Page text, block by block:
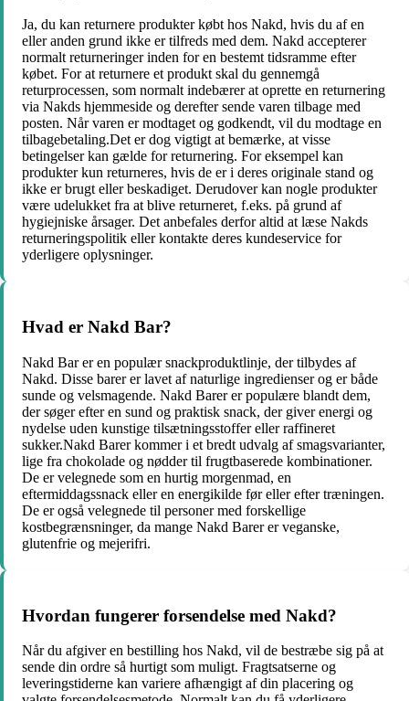
Ja, du kan returnere produkter købt hos Nakd, hvis du af en
eller anden grund ikke er tilfreds med dem. Nakd accepterer
normalt returneringer inden for en bestemt tidsramme efter
købet. For at returnere et produkt skal du gennemgå
returprocessen, som normalt indebærer at oprette en returnering
via Nakds hjemmeside og derefter sende varen tilbage med
posten. Når varen er modtaget og godkendt, vil du modtage en
tilbagebetaling.Det er dog vigtigt at bemærke, at visse
betingelser kan gælde for returnering. For eksempel kan
produkter kun returneres, hvis de er i deres originale stand og
ikke er brugt eller beskadiget. Derudover kan nogle produkter
være udelukket fra at blive returneret, f.eks. på grund af
hygiejniske årsager. Det anbefales derfor altid at læse Nakds
returneringspolitik eller kontakte deres kundeservice for
yderligere oplysninger.
Hvad er Nakd Bar?
Nakd Bar er en populær snackproduktlinje, der tilbydes af
Nakd. Disse barer er lavet af naturlige ingredienser og er både
sunde og velsmagende. Nakd Barer er populære blandt dem,
der søger efter en sund og praktisk snack, der giver energi og
nydelse uden kunstige tilsætningsstoffer eller raffineret
sukker.Nakd Barer kommer i et bredt udvalg af smagsvarianter,
lige fra chokolade og nødder til frugtbaserede kombinationer.
De er velegnede som en hurtig morgenmad, en
eftermiddagssnack eller en energikilde før eller efter træningen.
De er også velegnede til personer med forskellige
kostbegrænsninger, da mange Nakd Barer er veganske,
glutenfrie og mejerifri.
Hvordan fungerer forsendelse med Nakd?
Når du afgiver en bestilling hos Nakd, vil de bestræbe sig på at
sende din ordre så hurtigt som muligt. Fragtsatserne og
leveringstiderne kan variere afhængigt af din placering og